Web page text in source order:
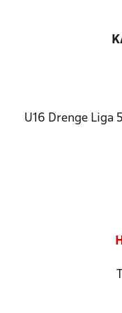
U16 Drenge Liga